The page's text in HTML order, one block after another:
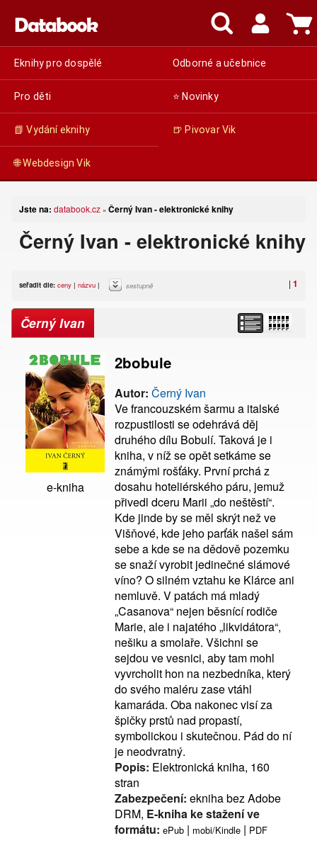
Eknihy pro dospělé Odborné a učebnice
Pro děti ⭐ Novinky
📗 Vydání eknihy 🍺 Pivovar Vik
🌐 Webdesign Vik
Jste na: databook.cz » Černý Ivan - elektronické knihy
Černý Ivan - elektronické knihy
| 1
seřadit dle: ceny | názvu | sestupně
Černý Ivan
e-kniha
2bobule
Autor: Černý Ivan
Ve francouzském šarmu a italské
rozpustilosti se odehrává děj
druhého dílu Bobulí. Taková je i
kniha, v níž se opět setkáme se
známými rošťáky. První prchá z
dosahu hoteliérského páru, jemuž
přivedl dceru Marii „do neštěstí“.
Kde jinde by se měl skrýt než ve
Višňové, kde jeho parťák našel sám
sebe a kde se na dědově pozemku
se snaží vyrobit jedinečné slámové
víno? O silném vztahu ke Klárce ani
nemluvě. V patách má mladý
„Casanova“ nejen běsnící rodiče
Marie, ale i najatého „likvidátora“,
nešiku a smolaře. Všichni se
sejdou ve vesnici, aby tam mohl
vyvrcholit hon na nezbedníka, který
do svého maléru zase vtáhl
kamaráda. Oba nakonec visí za
špičky prstů nad propastí,
symbolickou i skutečnou. Pád do ní
je neodvratný.
Popis: Elektronická kniha, 160
stran
Zabezpečení: ekniha bez Adobe
DRM, E-kniha ke stažení ve
formátu: ePub | mobi/Kindle | PDF